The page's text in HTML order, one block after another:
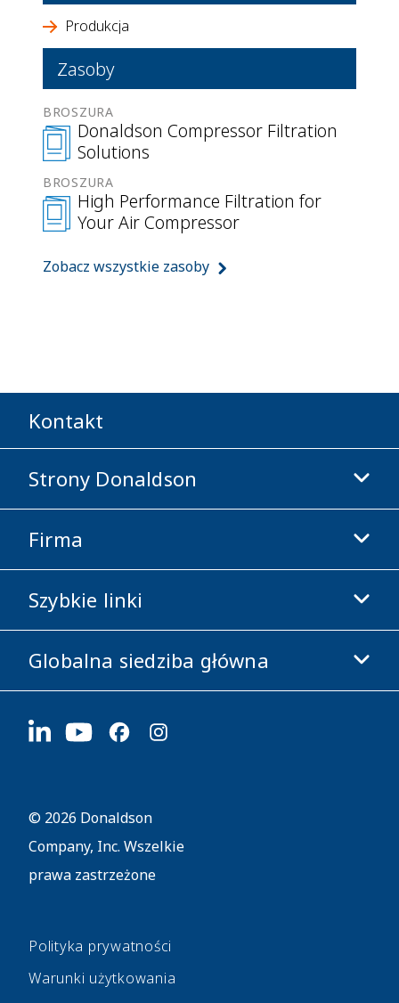
Produkcja
Zasoby
BROSZURA
Donaldson Compressor Filtration
Solutions
BROSZURA
High Performance Filtration for
Your Air Compressor
Zobacz wszystkie zasoby
Kontakt
Strony Donaldson
Donaldson Life Sciences
Sklep Donaldson
Firma
Informacje o firmie
Etyka i zgodność z przepisami
Kariera
Szybkie linki
Inwestorzy
Dostawcy
Zrównoważony rozwój
Globalna siedziba główna
1400 W 94th Street
© 2026 Donaldson
Company, Inc. Wszelkie
prawa zastrzeżone
Polityka prywatności
Warunki użytkowania